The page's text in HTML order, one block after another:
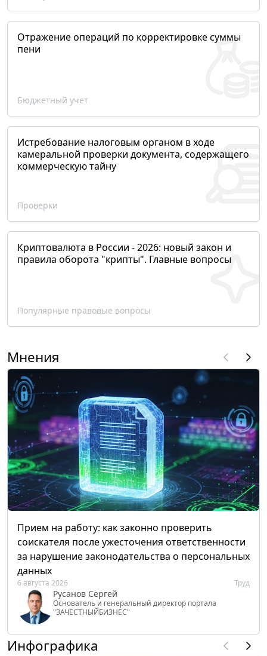
Отражение операций по корректировке суммы
пени
Бюджетный учет
Истребование налоговым органом в ходе
камеральной проверки документа, содержащего
коммерческую тайну
Проверки
Криптовалюта в России - 2026: новый закон и
правила оборота "крипты". Главные вопросы
Популярные правовые вопросы
Мнения
Прием на работу: как законно проверить
соискателя после ужесточения ответственности
за нарушение законодательства о персональных
данных
6 августа 2026 Труд
Русанов Сергей
Основатель и генеральный директор портала
"ЗАЧЕСТНЫЙБИЗНЕС"
Инфографика